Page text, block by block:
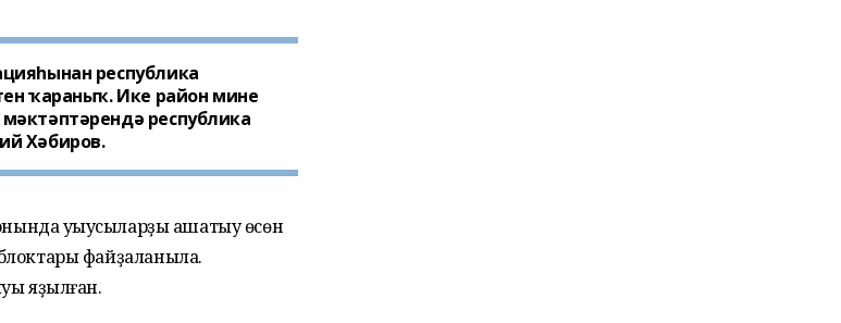
республика
ҡараныҡ. Ике район мине
республика
Хәбиров.
уҡыусыларҙы ашатыу өсөн
файҙаланыла.
яҙылған.